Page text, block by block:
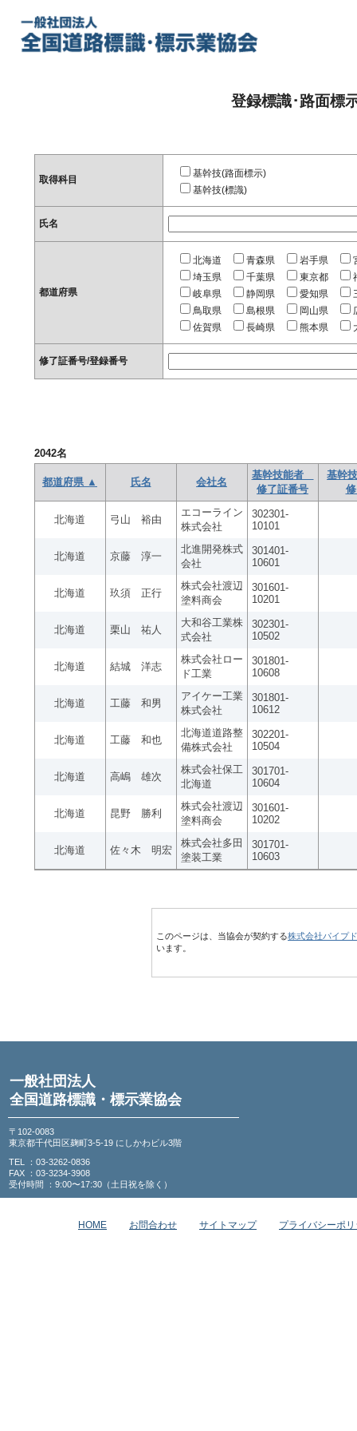
登録標識･路面標
取得科目
基幹技(路面標示)
基幹技(標識)
氏名
都道府県
北海道 青森県 岩手県
埼玉県
千葉県 東京都
岐阜県
静岡県 愛知県
鳥取県
島根県 岡山県
佐賀県
長崎県 熊本県
修了証番号/登録番号
2042名
都道府県 ▲ 氏名 会社名
基幹技能者
修了証番号
基幹
北海道 弓山 裕由
エコーライン
株式会社
302301-
10101
北海道 京藤 淳一
北進開発株式
会社
301401-
10601
北海道 玖須 正行
株式会社渡辺
塗料商会
301601-
10201
北海道 栗山 祐人
大和谷工業株
式会社
302301-
10502
北海道 結城 洋志
株式会社ロー
ド工業
301801-
10608
北海道 工藤 和男
アイケー工業
株式会社
301801-
10612
北海道 工藤 和也
北海道道路整
備株式会社
302201-
10504
北海道 高嶋 雄次
株式会社保工
北海道
301701-
10604
北海道 昆野 勝利
株式会社渡辺
塗料商会
301601-
10202
北海道 佐々木 明宏
株式会社多田
塗装工業
301701-
10603
このページは、当協会が契約する株式会社パイプ
います。
一般社団法人
全国道路標識・標示業協会
〒102-0083
東京都千代田区麹町3-5-19 にしかわビル3階
TEL ：03-3262-0836
FAX ：03-3234-3908
受付時間 ：9:00〜17:30（土日祝を除く）
HOME お問合わせ サイトマップ プライバシーポ